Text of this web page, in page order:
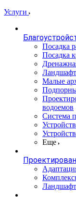
Услуги
Посадка
Посадка
Малые
водоемов
Система
Еще